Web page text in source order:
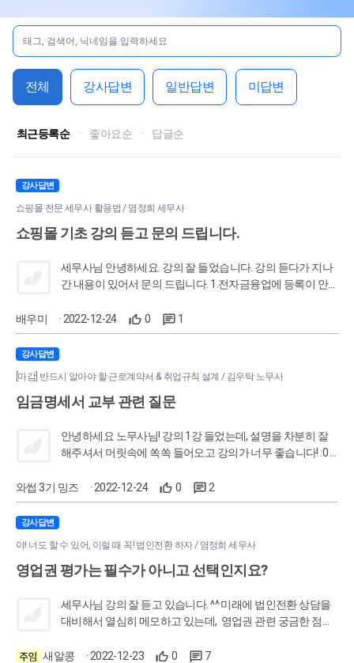
전체 강사답변 일반답변 미답변
최근등록순 · 좋아요순 · 답글순
강사답변
쇼핑몰 전문 세무사 활용법 / 염정희 세무사
쇼핑몰 기초 강의 듣고 문의 드립니다.
세무사님 안녕하세요. 강의 잘 들었습니다. 강의 듣다가 지나
간 내용이 있어서 문의 드립니다. 1.전자금융업에 등록이 안
해야 하는지에 대해서도 알려주실수 있으실까요? 2.그리고,
입력을 매입매출전표에서 입력하는지요? 한다면, 선택을 어
배우미 · 2022-12-24 0 1
강사답변
[마감] 반드시 알아야 할 근로계약서 & 취업규칙 설계 / 김우탁 노무사
임금명세서 교부 관련 질문
안녕하세요 노무사님! 강의 1강 들었는데, 설명을 차분히 잘
해주셔서 머릿속에 쏙쏙 들어오고 강의가 너무 좋습니다! :0
렇게 글을 남깁니다. 저희 회사는 현재 11명근로자/1명대표
이사 근로중인 사업장입니다. 현재 전직원 연장/야간/휴일근
기재해서 임금명세서를 전달해야한다면.. 근로일수/총근로
시간수/연장근로시간수/야간근로시간수/휴일근로시간수
209시간으로 기재하면 되는걸까요..? 답변 부탁드리겠습니
다! 좋은 하루 되세요!
와썹 3기 밍즈 · 2022-12-24 0 2
강사답변
야! 너도 할 수 있어, 이럴 때 꼭! 법인전환 하자 / 염정희 세무사
영업권 평가는 필수가 아니고 선택인지요?
세무사님 강의 잘 듣고 있습니다. ^^ 미래에 법인전환 상담을
대비해서 열심히 메모하고 있는데, 영업권 관련 궁금한 점이
는 방법을 설명해주셨는데, 법인전환시 영업권 평가는 필수
새알콩 · 2022-12-23 0 7